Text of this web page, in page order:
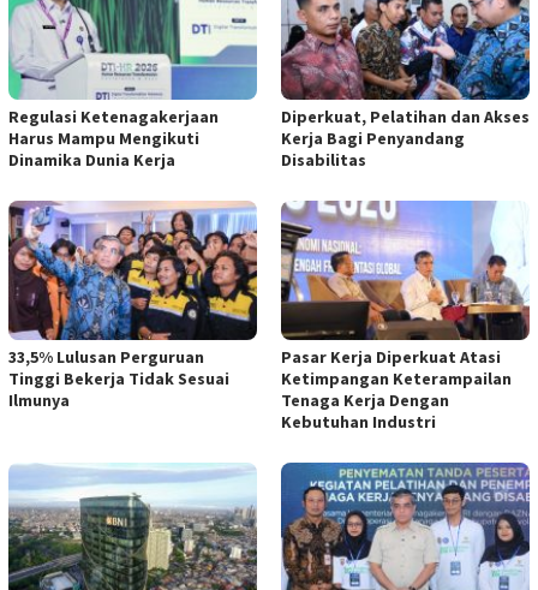
Regulasi Ketenagakerjaan
Harus Mampu Mengikuti
Dinamika Dunia Kerja
Diperkuat, Pelatihan dan Akses
Kerja Bagi Penyandang
Disabilitas
33,5% Lulusan Perguruan
Tinggi Bekerja Tidak Sesuai
Ilmunya
Pasar Kerja Diperkuat Atasi
Ketimpangan Keterampailan
Tenaga Kerja Dengan
Kebutuhan Industri